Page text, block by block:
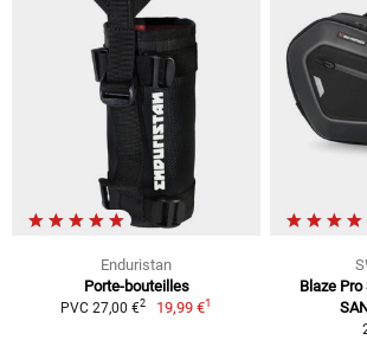
Enduristan
Porte-bouteilles
PVC 27,00 €2 19,99 €1
Blaze